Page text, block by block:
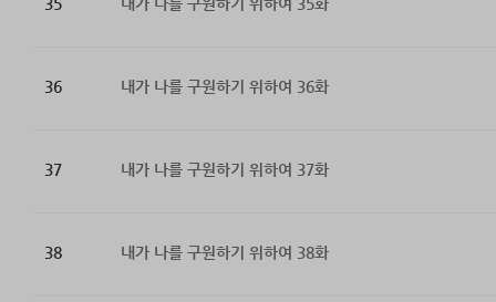
35 내가 나를 구원하기 위하여 35화
36 내가 나를 구원하기 위하여 36화
37 내가 나를 구원하기 위하여 37화
38 내가 나를 구원하기 위하여 38화